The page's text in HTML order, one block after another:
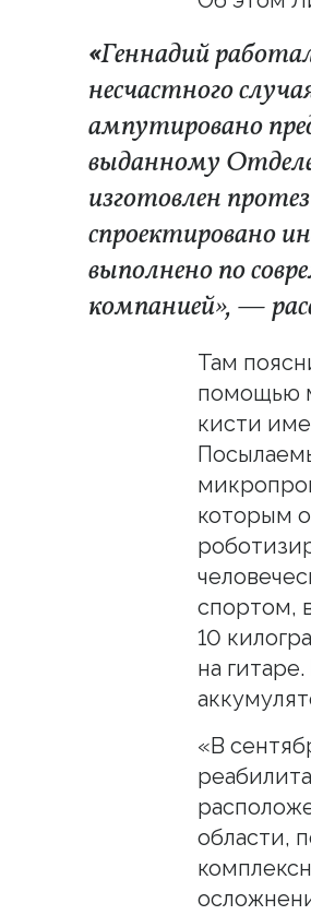
«Геннадий
несчастного
ампутировано
выданному
изготовлен
спроектировано
выполнено по
компанией», —
Там
помощью
кисти
которым
спортом,
10
на
«В
области,